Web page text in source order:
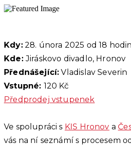
Kdy:28. února 2025 od 18 hodin
Kde:Jiráskovo divadlo, Hronov
Přednášející: Vladislav Severin
Vstupné: 120 Kč
Předprodej vstupenek
Ve spolupráci s KIS Hronov a
vás na ní seznámí s procesem